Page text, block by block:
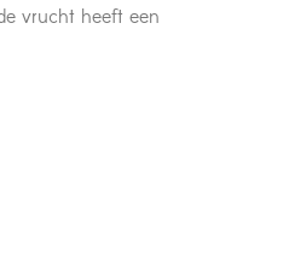
vrucht heeft een